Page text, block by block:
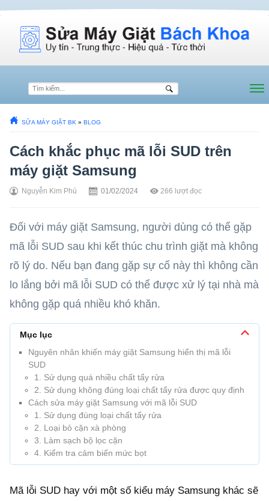
SỬA MÁY GIẶT BK » BLOG
Cách khắc phục mã lỗi SUD trên
máy giặt Samsung
Nguyễn Kim Phú 01/02/2024 266 lượt đọc
Đối với máy giặt Samsung, người dùng có thể gặp
mã lỗi SUD sau khi kết thúc chu trình giặt mà không
rõ lý do. Nếu bạn đang gặp sự cố này thì không cần
lo lắng bởi mã lỗi SUD có thể được xử lý tại nhà mà
không gặp quá nhiều khó khăn.
Mục lục
Nguyên nhân khiến máy giặt Samsung hiển thị mã lỗi
SUD
1. Sử dụng quá nhiều chất tẩy rửa
2. Sử dụng không đúng loại chất tẩy rửa được quy định
Cách sửa máy giặt Samsung với mã lỗi SUD
1. Sử dụng đúng loại chất tẩy rửa
2. Loại bỏ cặn xà phòng
3. Làm sạch bộ lọc cặn
4. Kiểm tra cảm biến mức bọt
Mã lỗi SUD hay với một số kiểu máy Samsung khác sẽ